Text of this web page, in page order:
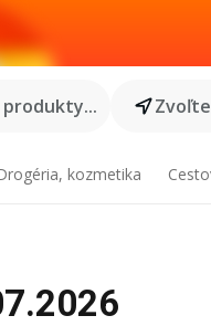
kozmetika